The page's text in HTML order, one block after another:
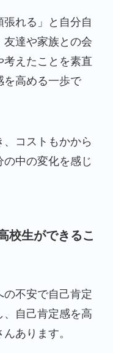
れる」と自分自
達や家族との会
えたことを素直
を高める一歩で
コストもかから
中の変化を感じ
校生ができるこ
不安で自己肯定
、自己肯定感を高
あります。